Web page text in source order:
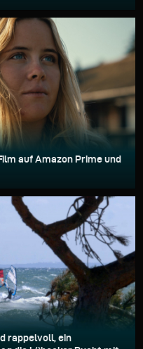
auf Amazon Prime und
rappelvoll, ein